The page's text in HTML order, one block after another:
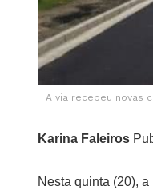
A via recebeu novas
Karina Faleiros
Nesta quinta (20),